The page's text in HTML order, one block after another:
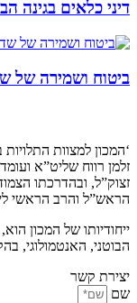
דיני כלאים בגינה
ביטוח ושמירה של
‘המכון למצוות
זלמן רווח שליט”א
זצוק”ל, ובהדרכתו
הראש”ל והרב הראשי
ייחודיותו של המכון
הבוטני, האנטמולוגי,
יצירת קשר
שם